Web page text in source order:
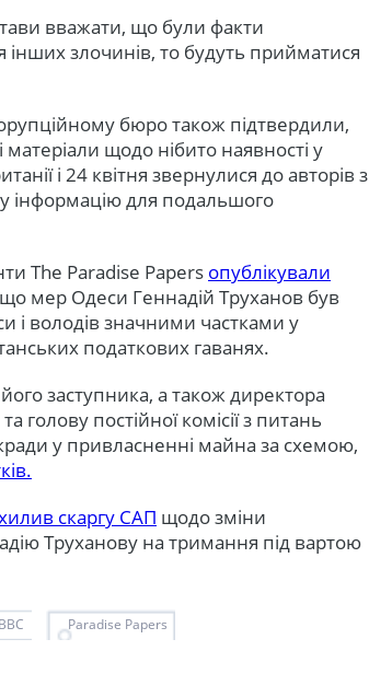
вважати, що були факти
злочинів, то будуть прийматися
бюро також підтвердили,
щодо нібито наявності у
і 24 квітня звернулися до авторів з
інформацію для подальшого
The Paradise Papers опублікували
що мер Одеси Геннадій Труханов був
і володів значними частками у
податкових гаванях.
заступника, а також директора
голову постійної комісії з питань
у привласненні майна за схемою,
скаргу САП щодо зміни
Труханову на тримання під вартою
ВВС Paradise Papers